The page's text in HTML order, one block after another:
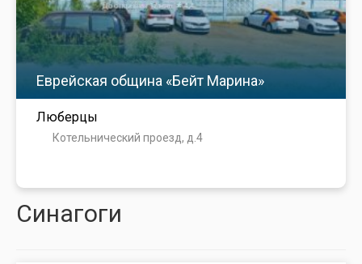
Еврейская община «Бейт Марина»
Люберцы
Котельнический проезд, д.4
Синагоги